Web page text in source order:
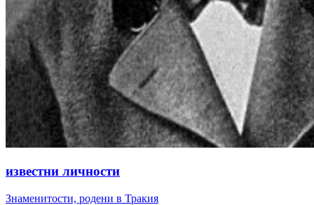
известни личности
Знаменитости, родени в Тракия